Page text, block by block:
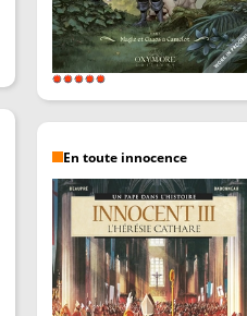
En toute innocence